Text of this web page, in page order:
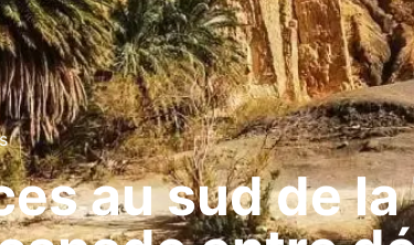
au sud de